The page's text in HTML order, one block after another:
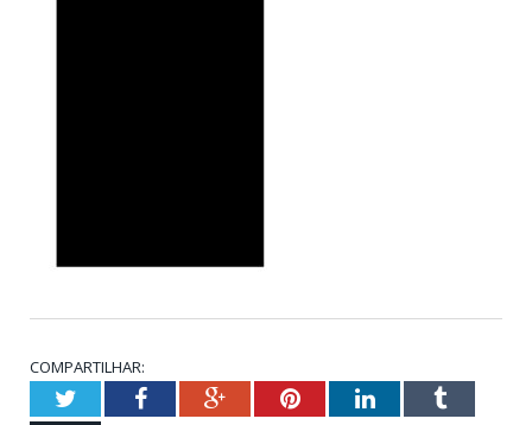
COMPARTILHAR:
TwitterFacebookGoogle+PinterestLinkedInTumblr